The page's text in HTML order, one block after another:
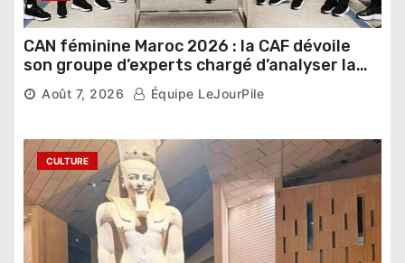
CAN féminine Maroc 2026 : la CAF dévoile
son groupe d’experts chargé d’analyser la
compétition
Août 7, 2026 Équipe LeJourPile
CULTURE